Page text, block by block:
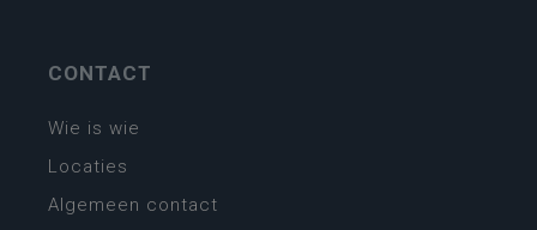
CONTACT
Wie is wie
Locaties
Algemeen contact